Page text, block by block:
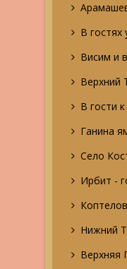
В гостях
Висим и
Верхний
В гости к
Ганина
Село
Ирбит -
Нижний
Верхняя